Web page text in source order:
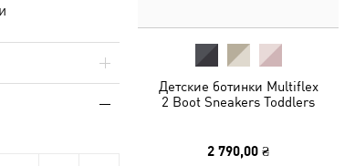
Детские ботинки Multiflex
2 Boot Sneakers Toddlers
2 790,00 ₴